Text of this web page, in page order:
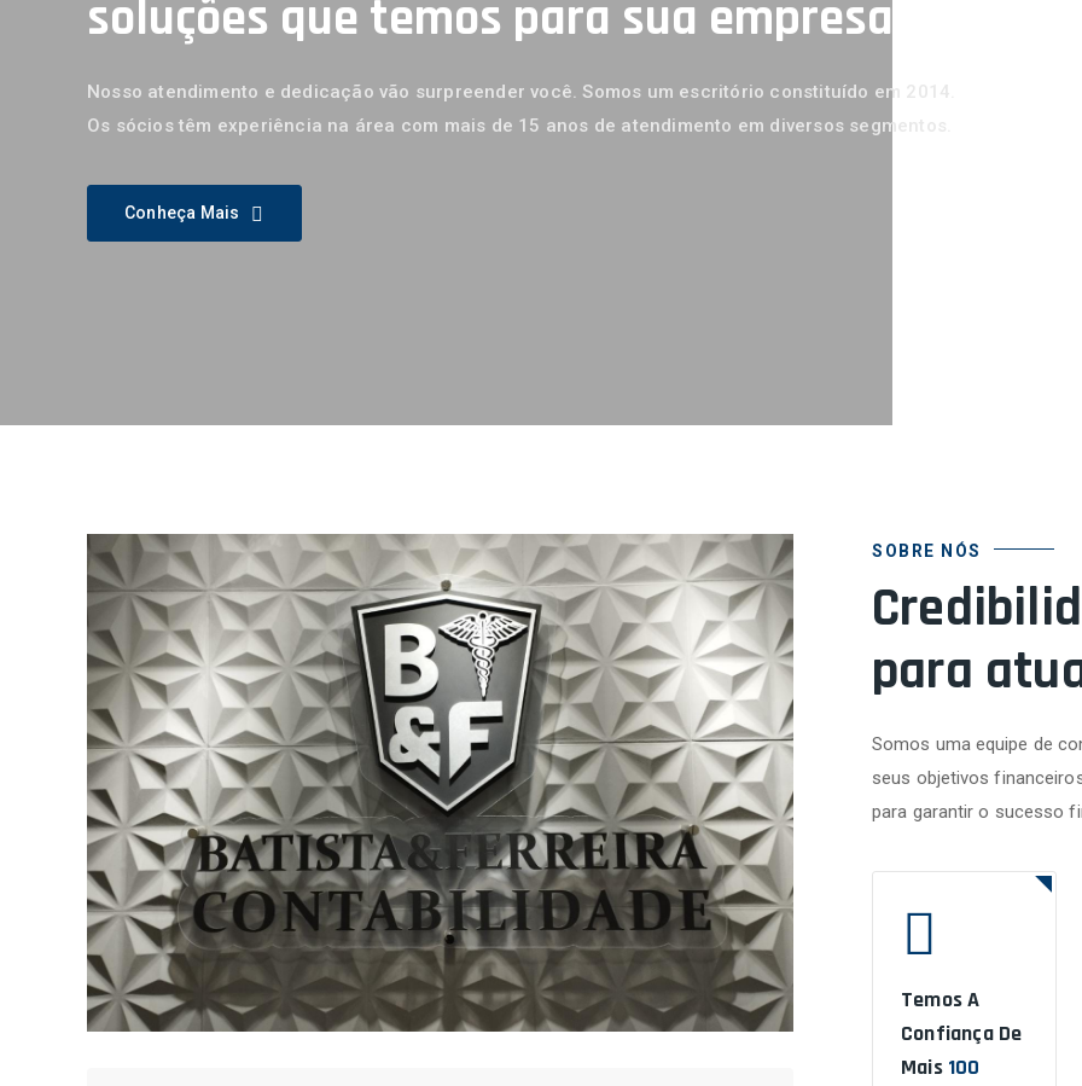
soluções que temos para sua empresa
Nosso atendimento e dedicação vão surpreender você. Somos um escritório constituído em 2014.
Os sócios têm experiência na área com mais de 15 anos de atendimento em diversos segmentos.
Conheça Mais
Em Todos Os Passos Necessários Para
Começar Bem Organizado E Bem
Conheça Mais
SOBRE NÓS
para
Somos uma equipe de
seus objetivos
para garantir o sucesso
Temos A
Confiança De
Mais 100